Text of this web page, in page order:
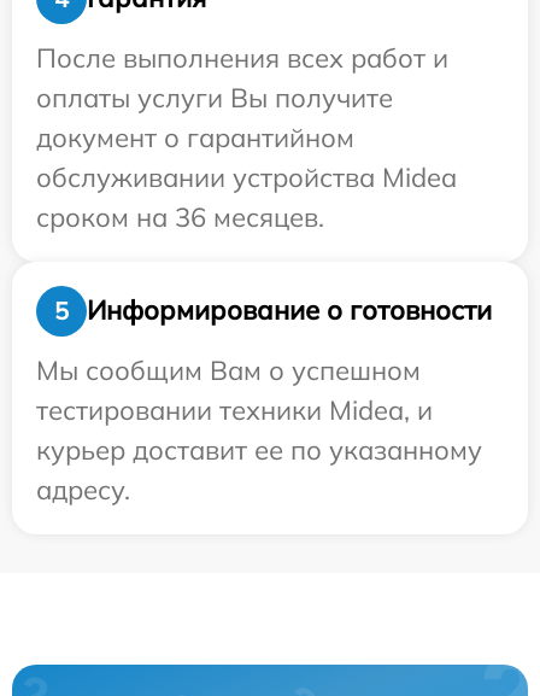
После выполнения всех работ и
оплаты услуги Вы получите
документ о гарантийном
обслуживании устройства Midea
сроком на 36 месяцев.
5
Информирование о готовности
Мы сообщим Вам о успешном
тестировании техники Midea, и
курьер доставит ее по указанному
адресу.